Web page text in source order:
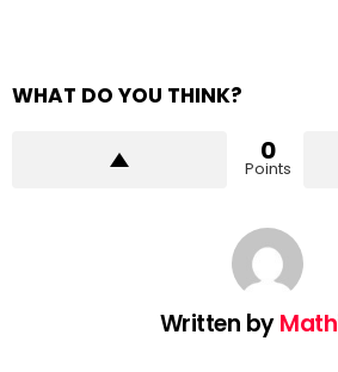
WHAT DO YOU THINK?
0
Points
Written by